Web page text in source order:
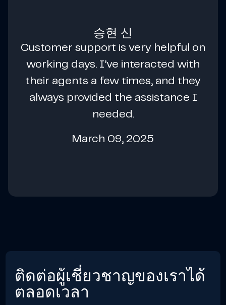
승현 신
Customer support is very helpful on
working days. I’ve interacted with
their agents a few times, and they
always provided the assistance I
needed.
March 09, 2025
ติดต่อผู้เชี่ยวชาญของเราได้
ตลอดเวลา